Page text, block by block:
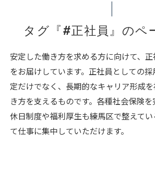
タグ『#正社員』のペ
安定した働き方を求める方に向けて、
をお届けしています。正社員としての
定だけでなく、長期的なキャリア形成
き方を支えるものです。各種社会保険を
休日制度や福利厚生も練馬区で整えて
て仕事に集中していただけます。